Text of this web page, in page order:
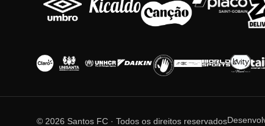
© 2026 Santos FC · Todos os direitos reservados